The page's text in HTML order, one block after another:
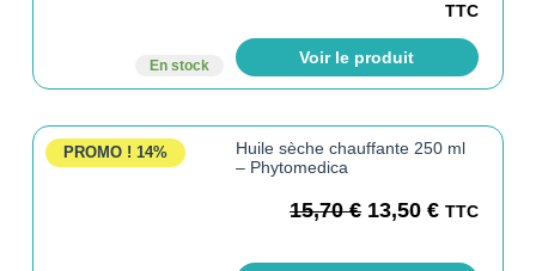
En stock
TTC
Voir le produit
PROMO ! 14%
Huile sèche chauffante 250 ml
– Phytomedica
15,70€ 13,50€ TTC